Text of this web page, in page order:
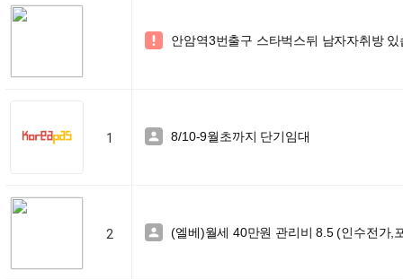
 안암역3번출구 스타벅스뒤 남자자취방
1  8/10-9월초까지 단기임대
2  (엘베)월세 40만원 관리비 8.5 (인수전가,